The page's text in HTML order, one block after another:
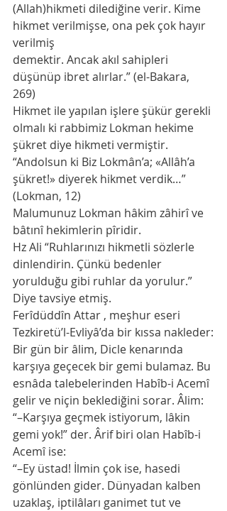
(Allah)hikmeti dilediğine verir. Kime
hikmet verilmişse, ona pek çok hayır
verilmiş
demektir. Ancak akıl sahipleri
düşünüp ibret alırlar.” (el-Bakara,
269)
Hikmet ile yapılan işlere şükür gerekli
olmalı ki rabbimiz Lokman hekime
şükret diye hikmeti vermiştir.
“Andolsun ki Biz Lokmân’a; «Allâh’a
şükret!» diyerek hikmet verdik…”
(Lokman, 12)
Malumunuz Lokman hâkim zâhirî ve
bâtınî hekimlerin pîridir.
Hz Ali “Ruhlarınızı hikmetli sözlerle
dinlendirin. Çünkü bedenler
yorulduğu gibi ruhlar da yorulur.”
Diye tavsiye etmiş.
Ferîdüddîn Attar , meşhur eseri
Tezkiretü’l-Evliyâ’da bir kıssa nakleder:
Bir gün bir âlim, Dicle kenarında
karşıya geçecek bir gemi bulamaz. Bu
esnâda talebelerinden Habîb-i Acemî
gelir ve niçin beklediğini sorar. Âlim:
“–Karşıya geçmek istiyorum, lâkin
gemi yok!” der. Ârif biri olan Habîb-i
Acemî ise:
“–Ey üstad! İlmin çok ise, hasedi
gönlünden gider. Dünyadan kalben
uzaklaş, iptilâları ganimet tut ve